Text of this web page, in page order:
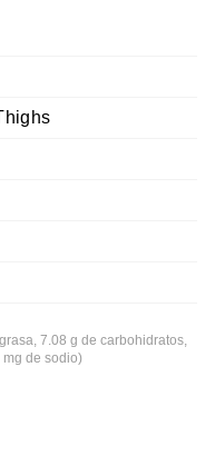
7.08 g de carbohidratos,
de sodio)